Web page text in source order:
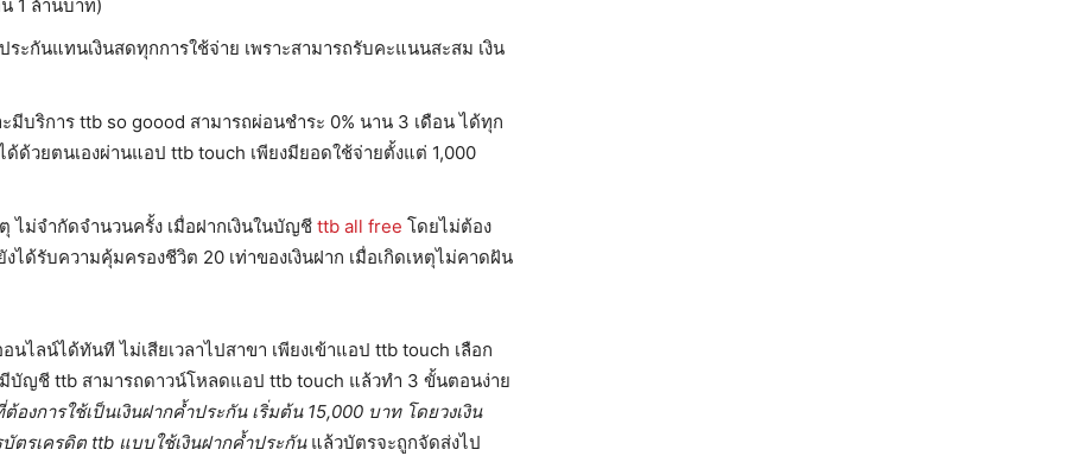
น 1 ล้านบาท)
ะกันแทนเงินสดทุกการใช้จ่าย เพราะสามารถรับคะแนนสะสม เงิน
มีบริการ ttb so goood สามารถผ่อนชำระ 0% นาน 3 เดือน ได้ทุก
ด้วยตนเองผ่านแอป ttb touch เพียงมียอดใช้จ่ายตั้งแต่ 1,000
ไม่จำกัดจำนวนครั้ง เมื่อฝากเงินในบัญชี ttb all free โดยไม่ต้อง
ได้รับความคุ้มครองชีวิต 20 เท่าของเงินฝาก เมื่อเกิดเหตุไม่คาดฝัน
นไลน์ได้ทันที ไม่เสียเวลาไปสาขา เพียงเข้าแอป ttb touch เลือก
บัญชี ttb สามารถดาวน์โหลดแอป ttb touch แล้วทำ 3 ขั้นตอนง่าย
งการใช้เป็นเงินฝากค้ำประกัน เริ่มต้น 15,000 บาทโดยวงเงิน
ตรเครดิต ttb แบบใช้เงินฝากค้ำประกันแล้วบัตรจะถูกจัดส่งไป